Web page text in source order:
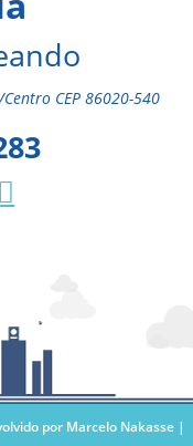
CEP 86020-540
por Marcelo Nakasse |